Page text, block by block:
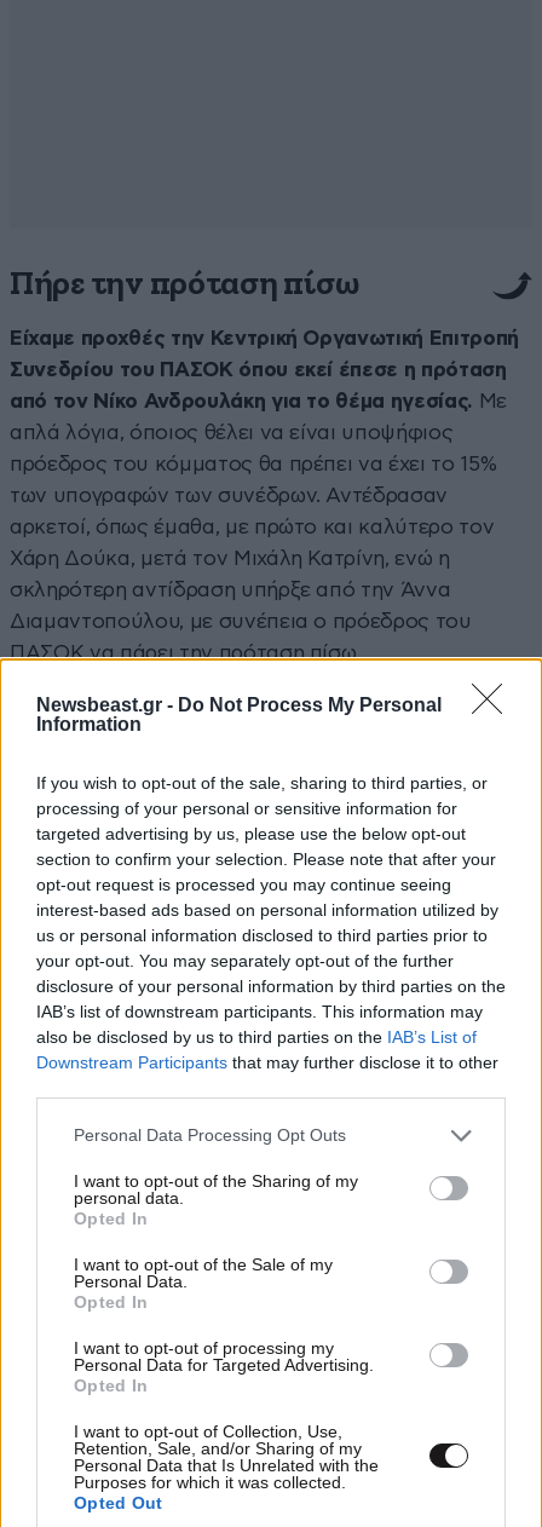
Newsbeast.gr - Do Not Process My Personal
Information
If you wish to opt-out of the sale, sharing to third parties, or
processing of your personal or sensitive information for
targeted advertising by us, please use the below opt-out
section to confirm your selection. Please note that after your
opt-out request is processed you may continue seeing
interest-based ads based on personal information utilized by
us or personal information disclosed to third parties prior to
your opt-out. You may separately opt-out of the further
disclosure of your personal information by third parties on the
IAB’s list of downstream participants. This information may
also be disclosed by us to third parties on the IAB’s List of
Downstream Participants that may further disclose it to other
Please note that this website/app uses one or more Google
not limited to your visit or usage behaviour. You may click to
grant or deny consent to Google and its third-party tags to
use your data for below specified purposes in below Google
consent section.
Personal Data Processing Opt Outs
I want to opt-out of the Sharing of my
personal data.
Opted In
I want to opt-out of the Sale of my
Personal Data.
Opted In
I want to opt-out of processing my
Personal Data for Targeted Advertising.
Opted In
I want to opt-out of Collection, Use,
Retention, Sale, and/or Sharing of my
Personal Data that Is Unrelated with the
Purposes for which it was collected.
Opted Out
Πήρε την πρόταση πίσω
Είχαμε προχθές την Κεντρική Οργανωτική Επιτροπή
Συνεδρίου του ΠΑΣΟΚ όπου εκεί έπεσε η πρόταση
από τον Νίκο Ανδρουλάκη για το θέμα ηγεσίας. Με
απλά λόγια, όποιος θέλει να είναι υποψήφιος
πρόεδρος του κόμματος θα πρέπει να έχει το 15%
των υπογραφών των συνέδρων. Αντέδρασαν
αρκετοί, όπως έμαθα, με πρώτο και καλύτερο τον
Χάρη Δούκα, μετά τον Μιχάλη Κατρίνη, ενώ η
σκληρότερη αντίδραση υπήρξε από την Άννα
Διαμαντοπούλου, με συνέπεια ο πρόεδρος του
ΠΑΣΟΚ να πάρει την πρόταση πίσω.
Πρόεδρος ο Σκανδαλίδης
ευχαριστημένος από την προσπάθεια του Κώστα
Σκανδαλίδη, καθώς αυτός γράφει το κείμενο της
διακήρυξης του κόμματος, τον πρότεινε για
πρόεδρο του συνεδρίου, όπως και θα γίνει.Το
ιστορικό στέλεχος του ΠΑΣΟΚ θεωρείται
παράγοντας σταθερότητας και εγγυητής των
διαδικασιών σε μια κρίσιμη περίοδο. Το κρίσιμο θέμα
είναι τι θα γίνει με τον Χάρη Δούκα και την απαίτησή
του να υπάρξει σαφής αναφορά ότι δεν τίθεται
Σε νέα φάση η σχέση
Κωνσταντοπούλου –
Καρυστιανού